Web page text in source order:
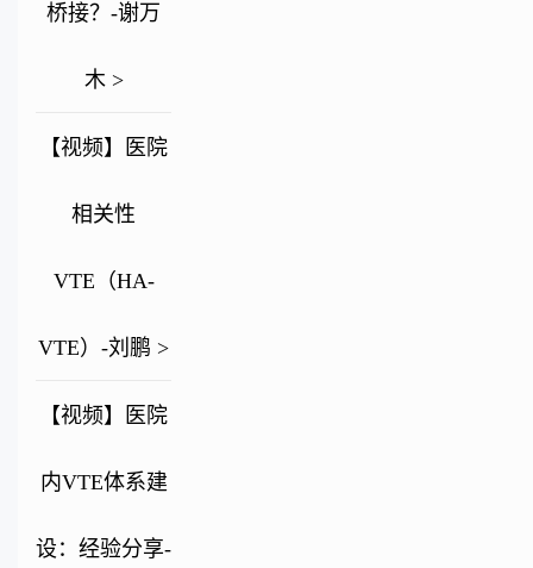
桥接？-谢万
木 >
【视频】医院
相关性
VTE（HA-
VTE）-刘鹏 >
【视频】医院
内VTE体系建
设：经验分享-